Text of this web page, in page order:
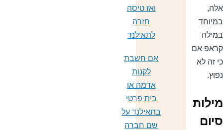
אם
זה לא
ואז טיסה
חזרה
לתאילנד
אם חשבת
לקנות
אדמה או
בית פרטי
בתאילנד על
שם חברה